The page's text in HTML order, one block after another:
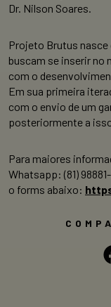
Dr. Nilson Soares.
Projeto Brutus
buscam se inserir no
com o
Em sua primeira
com o envio de um
posteriormente a
Para maiores
Whatsapp: (81)
o forms abaixo: